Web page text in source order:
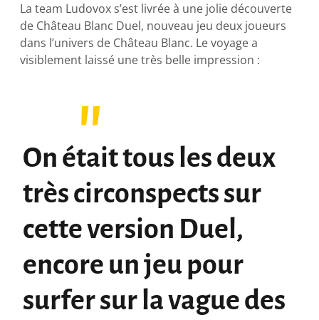
La team Ludovox s’est livrée à une jolie découverte
de Château Blanc Duel, nouveau jeu deux joueurs
dans l’univers de Château Blanc. Le voyage a
visiblement laissé une très belle impression :
On était tous les deux
très circonspects sur
cette version Duel,
encore un jeu pour
surfer sur la vague des